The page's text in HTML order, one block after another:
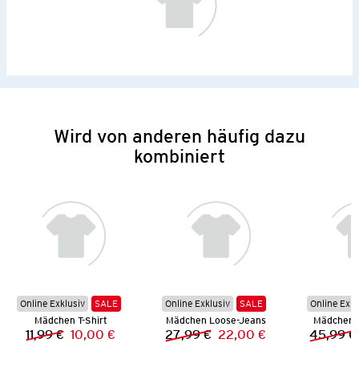
Wird von anderen häufig dazu
kombiniert
Online Exklusiv
SALE
Mädchen T-Shirt
Vorheriger Preis:
11,99 € Neuer Preis:
10,00 €
Online Exklusiv
SALE
Mädchen Loose-Jeans
Vorheriger Preis:
27,99 € Neuer Preis:
22,00 €
Online
Mädchen
45,99 €